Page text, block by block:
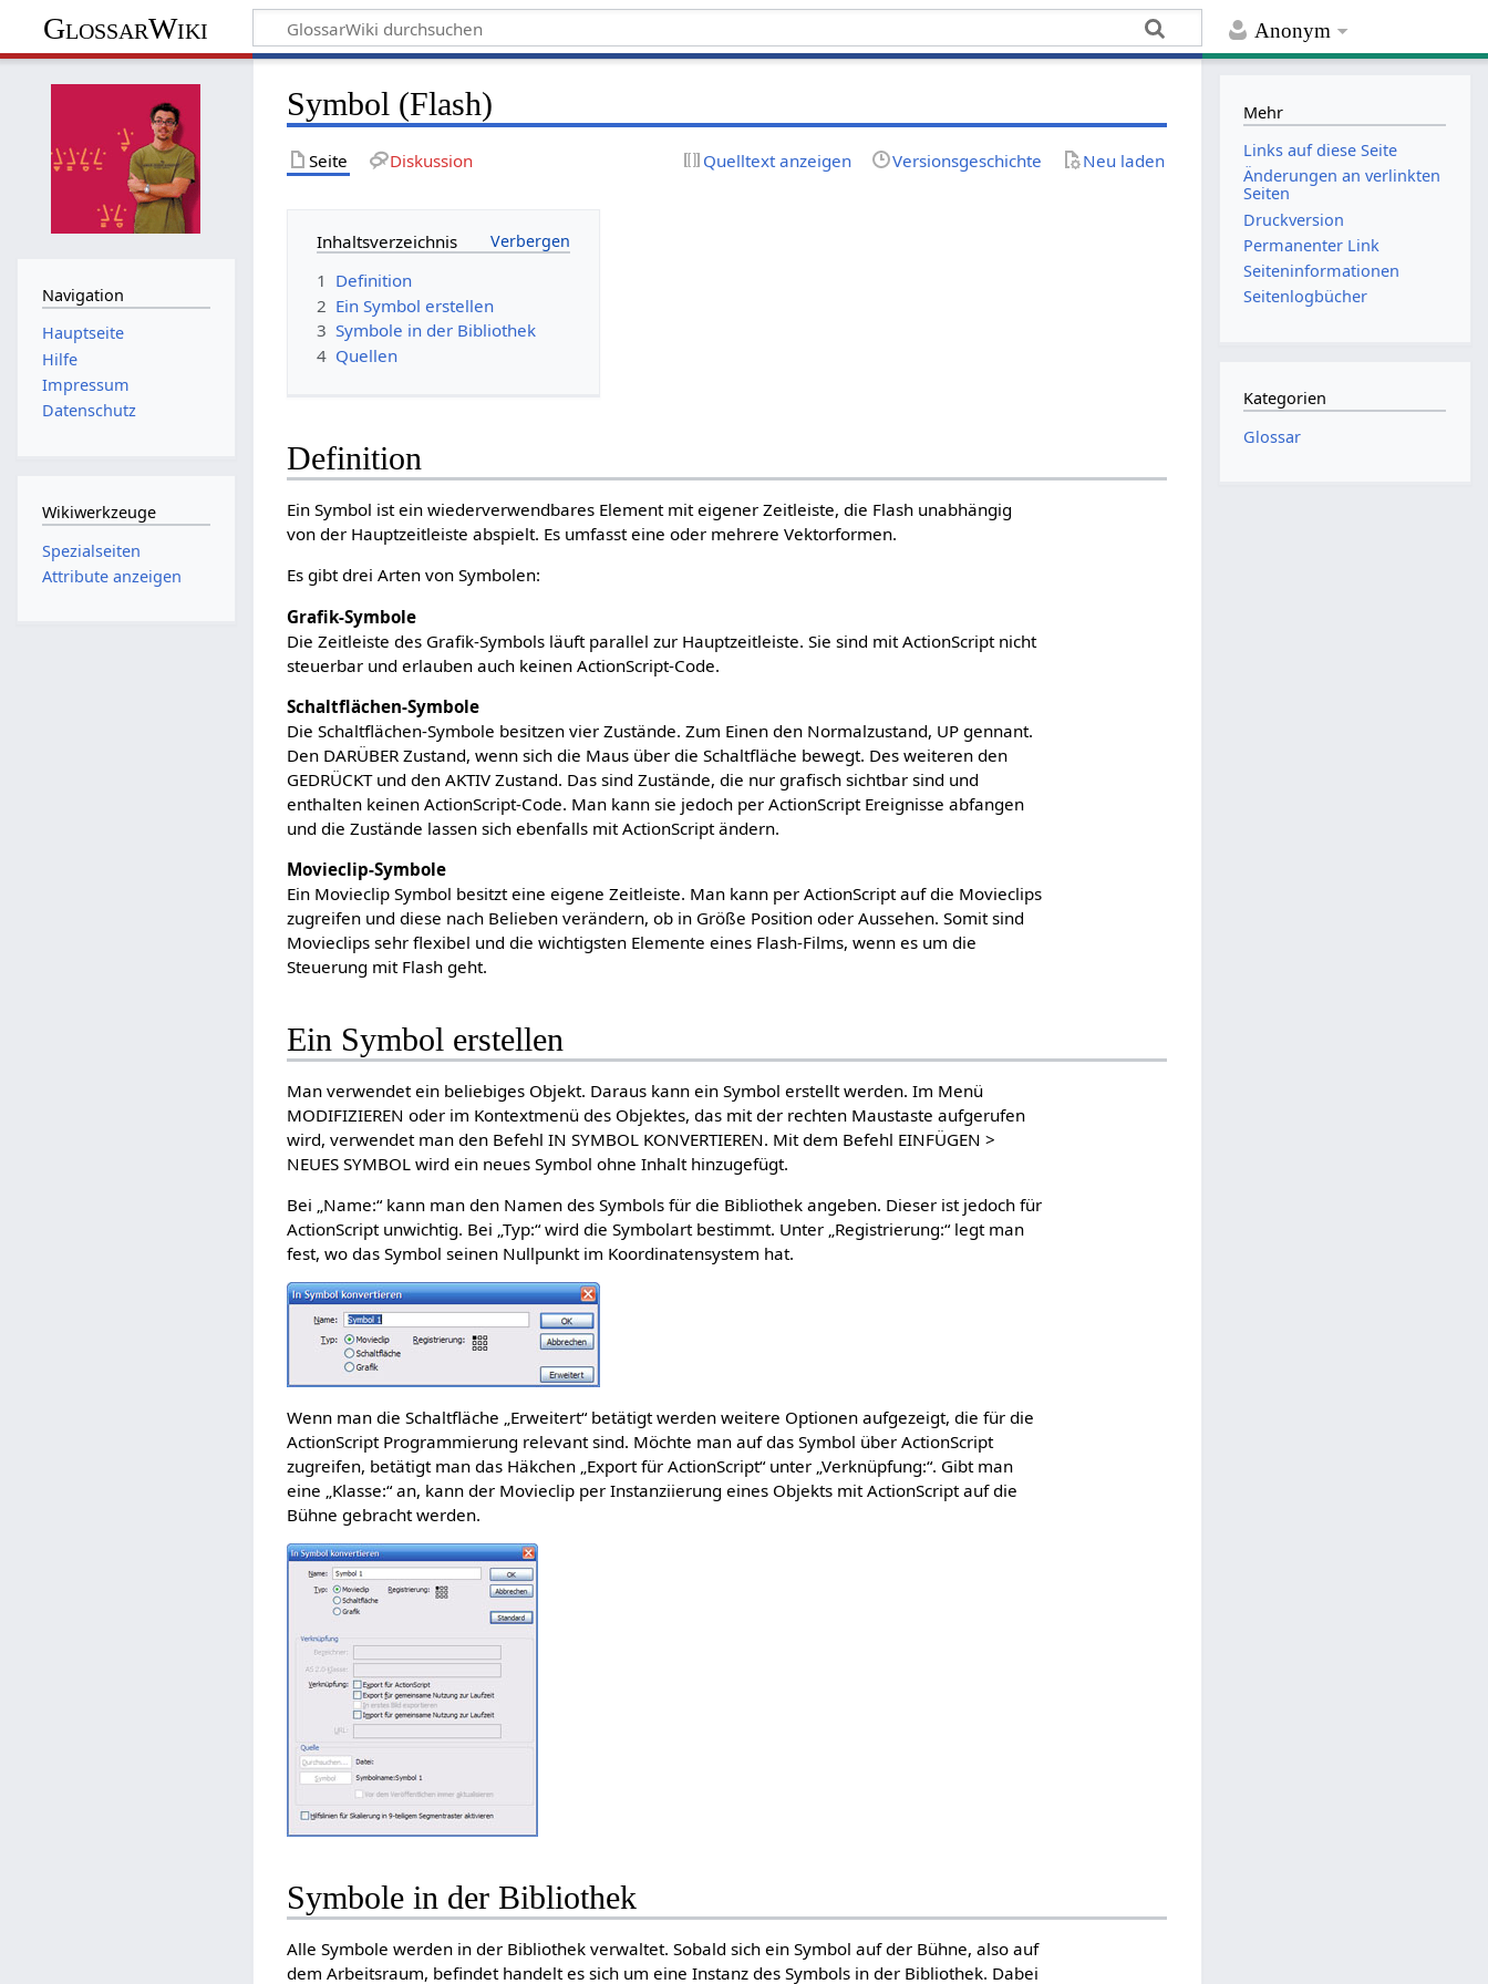
Anonym
GlossarWiki
Symbol (Flash)
Seite Diskussion Quelltext anzeigen Versionsgeschichte Neu laden
Inhaltsverzeichnis
1 Definition
2 Ein Symbol erstellen
3 Symbole in der Bibliothek
4 Quellen
Definition
Ein Symbol ist ein wiederverwendbares Element mit eigener Zeitleiste, die Flash unabhängig
von der Hauptzeitleiste abspielt. Es umfasst eine oder mehrere Vektorformen.
Es gibt drei Arten von Symbolen:
Grafik-Symbole
Die Zeitleiste des Grafik-Symbols läuft parallel zur Hauptzeitleiste. Sie sind mit ActionScript nicht
steuerbar und erlauben auch keinen ActionScript-Code.
Schaltflächen-Symbole
Die Schaltflächen-Symbole besitzen vier Zustände. Zum Einen den Normalzustand, UP gennant.
Den DARÜBER Zustand, wenn sich die Maus über die Schaltfläche bewegt. Des weiteren den
GEDRÜCKT und den AKTIV Zustand. Das sind Zustände, die nur grafisch sichtbar sind und
enthalten keinen ActionScript-Code. Man kann sie jedoch per ActionScript Ereignisse abfangen
und die Zustände lassen sich ebenfalls mit ActionScript ändern.
Movieclip-Symbole
Ein Movieclip Symbol besitzt eine eigene Zeitleiste. Man kann per ActionScript auf die Movieclips
zugreifen und diese nach Belieben verändern, ob in Größe Position oder Aussehen. Somit sind
Movieclips sehr flexibel und die wichtigsten Elemente eines Flash-Films, wenn es um die
Steuerung mit Flash geht.
Ein Symbol erstellen
Man verwendet ein beliebiges Objekt. Daraus kann ein Symbol erstellt werden. Im Menü
MODIFIZIEREN oder im Kontextmenü des Objektes, das mit der rechten Maustaste aufgerufen
wird, verwendet man den Befehl IN SYMBOL KONVERTIEREN. Mit dem Befehl EINFÜGEN >
NEUES SYMBOL wird ein neues Symbol ohne Inhalt hinzugefügt.
Bei „Name:“ kann man den Namen des Symbols für die Bibliothek angeben. Dieser ist jedoch für
ActionScript unwichtig. Bei „Typ:“ wird die Symbolart bestimmt. Unter „Registrierung:“ legt man
fest, wo das Symbol seinen Nullpunkt im Koordinatensystem hat.
Wenn man die Schaltfläche „Erweitert“ betätigt werden weitere Optionen aufgezeigt, die für die
ActionScript Programmierung relevant sind. Möchte man auf das Symbol über ActionScript
zugreifen, betätigt man das Häkchen „Export für ActionScript“ unter „Verknüpfung:“. Gibt man
eine „Klasse:“ an, kann der Movieclip per Instanziierung eines Objekts mit ActionScript auf die
Bühne gebracht werden.
Symbole in der Bibliothek
Alle Symbole werden in der Bibliothek verwaltet. Sobald sich ein Symbol auf der Bühne, also auf
dem Arbeitsraum, befindet handelt es sich um eine Instanz des Symbols in der Bibliothek. Dabei
Navigation
Hauptseite
Hilfe
Impressum
Datenschutz
Wikiwerkzeuge
Spezialseiten
Attribute anzeigen
Mehr
Links auf diese Seite
Änderungen an verlinkten
Seiten
Druckversion
Permanenter Link
Seiten­­informationen
Seitenlogbücher
Kategorien
Glossar